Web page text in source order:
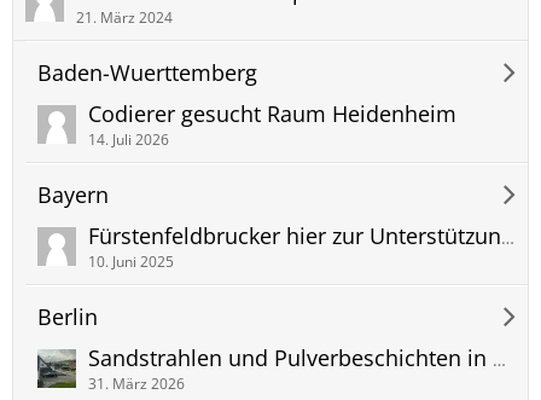
21. März 2024
Baden-Wuerttemberg
Codierer gesucht Raum Heidenheim
14. Juli 2026
Bayern
Fürstenfeldbrucker hier zur Unterstützung?
10. Juni 2025
Berlin
Sandstrahlen und Pulverbeschichten in Berlin und Brandenburg
31. März 2026